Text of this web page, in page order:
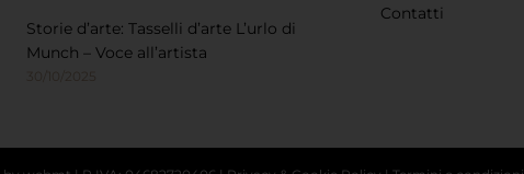
Storie d’arte: Tasselli d’arte L’urlo di
Munch – Voce all’artista
30/10/2025
Contatti